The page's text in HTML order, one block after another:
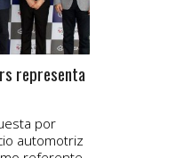
representa
por
automotriz